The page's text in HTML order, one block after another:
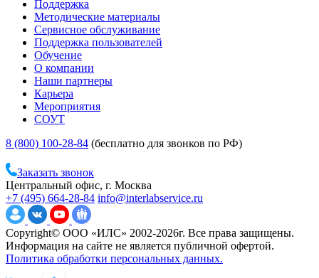
Поддержка
Методические материалы
Сервисное обслуживание
Поддержка пользователей
Обучение
О компании
Наши партнеры
Карьера
Мероприятия
СОУТ
8 (800) 100-28-84 (бесплатно для звонков по РФ)
Заказать звонок
Центральный офис, г. Москва
+7 (495) 664-28-84 info@interlabservice.ru
Copyright© ООО «ИЛС» 2002-2026г. Все права защищены.
Информация на сайте не является публичной офертой.
Политика обработки персональных данных.